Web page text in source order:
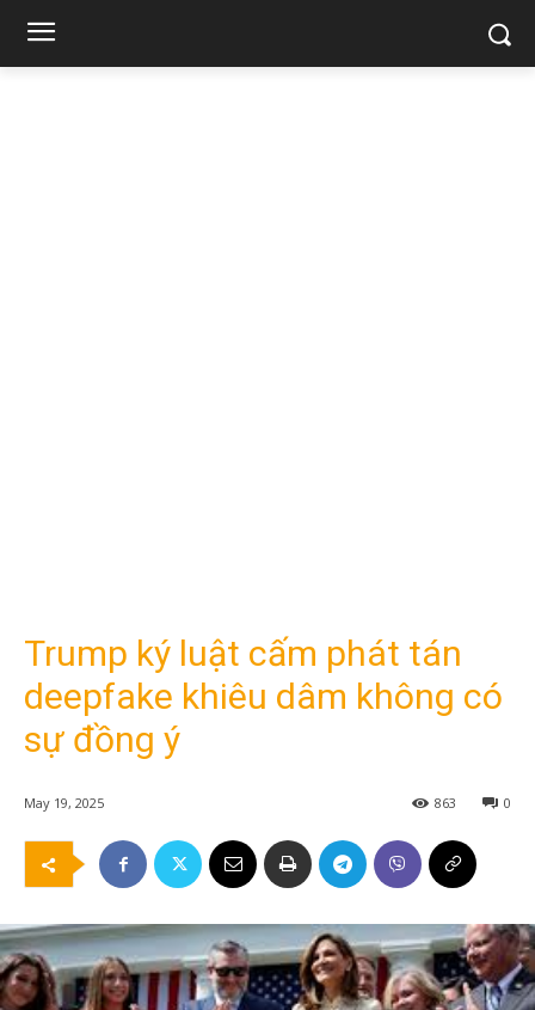
Trump ký luật cấm phát tán
deepfake khiêu dâm không có
sự đồng ý
May 19, 2025 0
863